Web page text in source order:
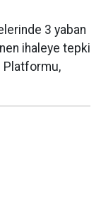
3 yaban
ihaleye tepki
Platformu,